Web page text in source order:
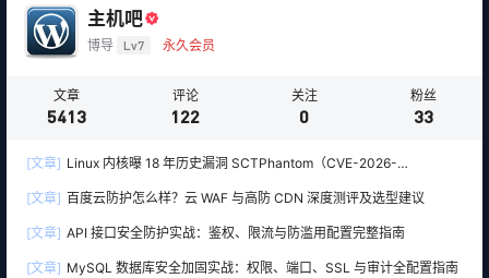
主机吧
博导 Lv7 永久会员
文章
5413
评论
122
关注
0
粉丝
33
[文章] Linux 内核曝 18 年历史漏洞 SCTPhantom（CVE-2026-
[文章] 百度云防护怎么样？云 WAF 与高防 CDN 深度测评及选型建议
[文章] API 接口安全防护实战：鉴权、限流与防滥用配置完整指南
[文章] MySQL 数据库安全加固实战：权限、端口、SSL 与审计全配置指南